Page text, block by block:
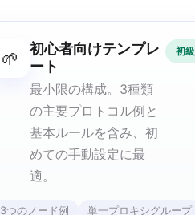
🌱
初心者向けテンプレ
ート
最小限の構成。3種類
の主要プロトコル例と
基本ルールを含み、初
めての手動設定に最
適。
初級
3つのノード例
単一プロキシグループ